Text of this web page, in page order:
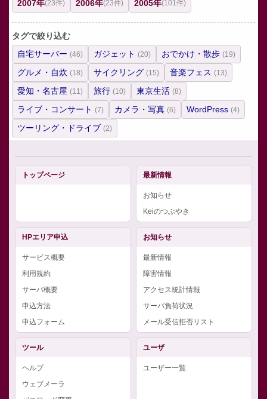
2007年(23件) 2006年(23件) 2005年(101件)
タグで絞り込む
自宅サーバー (46) ガジェット (20) おでかけ・散歩 (19)
グルメ・自炊 (18) サイクリング (15) 音楽フェス (13)
愛知・名古屋 (11) 旅行 (10) 東京生活 (8)
ライブ・コンサート (7) カメラ・写真 (6) WordPress (4)
ツーリング・ドライブ (2)
トップページ 最新情報
お知らせ
Keiのつぶやき
HPエリア申込
サービス概要
利用規約
サーバ概要
申込方法
申込フォーム
お知らせ
最新情報
障害情報
アクセス統計情報
サーバ負荷状況
メール受信拒否リスト
ツール
ヘルプ
ウェブメーラ
ユーザ
ユーザー一覧